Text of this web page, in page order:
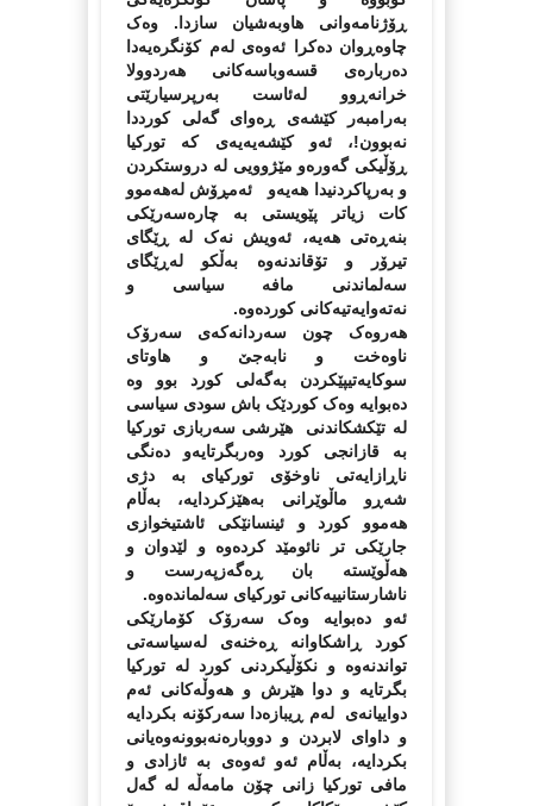
ڕۆژنامه‌وانی هاوبه‌شیان سازدا. وه‌ک
چاوه‌ڕوان ده‌کرا ئه‌وه‌ی له‌م کۆنگره‌یه‌دا
ده‌رباره‌ی قسه‌وباسه‌کانی هه‌ردوولا
خرانه‌ڕوو له‌ئاست به‌رپرسیارێتی
به‌رامبه‌ر کێشه‌ی ڕه‌وای گه‌لی کورددا
نه‌بوون!، ئه‌و کێشه‌یه‌یه‌ی که‌ تورکیا
ڕۆڵیکی گه‌وره‌و مێژوویی له‌ دروستکردن
و به‌رپاکردنیدا هه‌یه‌و ئه‌مڕۆش له‌هه‌موو
کات زیاتر پێویستی به‌ چاره‌سه‌رێکی
بنه‌ڕه‌تی هه‌یه‌، ئه‌ویش نه‌ک له‌ ڕێگای
تیرۆر و تۆقاندنه‌وه‌ به‌ڵکو له‌ڕێگای
سه‌لماندنی ما‌فه‌‌ سیاسی و
نه‌ته‌وایه‌تیه‌کانی کورده‌وه‌.
هه‌روه‌ک چون سه‌ردانه‌که‌ی سه‌رۆک
ناوه‌خت و نابه‌جێ و هاوتای
سوکایه‌تیپێکردن به‌گه‌لی کورد بوو وه‌
ده‌بوایه‌ وه‌ک کوردێک باش سودی سیاسی
له‌ تێکشکاندنی هێرشی سه‌ربازی تورکیا
به‌ قازانجی کورد وه‌ربگرتایه‌و ده‌نگی
ناڕازایه‌تی ناوخۆی تورکیای به‌ دژی
شه‌ڕو ماڵوێرانی به‌هێزکردایه‌، به‌ڵام
هه‌موو کورد و ئینسانێکی ئاشتیخوازی
جارێکی تر نائومێد کرده‌وه‌ و لێدوان و
هه‌ڵوێسته‌ بان ڕه‌گه‌زپه‌رست و
ناشارستانییه‌کانی تورکیای سه‌لمانده‌وه‌.
ئه‌و ده‌بوایه‌ وه‌ک سه‌رۆک کۆمارێکی
کورد ڕاشکاوانه‌ ڕه‌خنه‌ی له‌سیاسه‌تی
تواندنه‌وه‌ و نکۆڵیکردنی کورد له‌ تورکیا
بگرتایه ‌و دوا هێرش و هه‌وڵه‌کانی ئه‌م
دواییانه‌ی له‌م ڕیبازه‌دا سه‌رکۆنه‌ بکردایه‌
و داوای لابردن و دووباره‌نه‌بوونه‌وه‌یانی
بکردایه‌، به‌ڵام ئه‌و ئه‌وه‌ی به‌ ئازادی و
مافی تورکیا زانی چۆن مامه‌ڵه‌ له‌ گه‌ل